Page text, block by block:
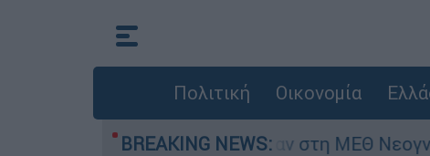
Πολιτική Οικονομία
BREAKING NEWS:
ημερών - Νοσηλευόταν στη ΜΕΘ Νεογνών